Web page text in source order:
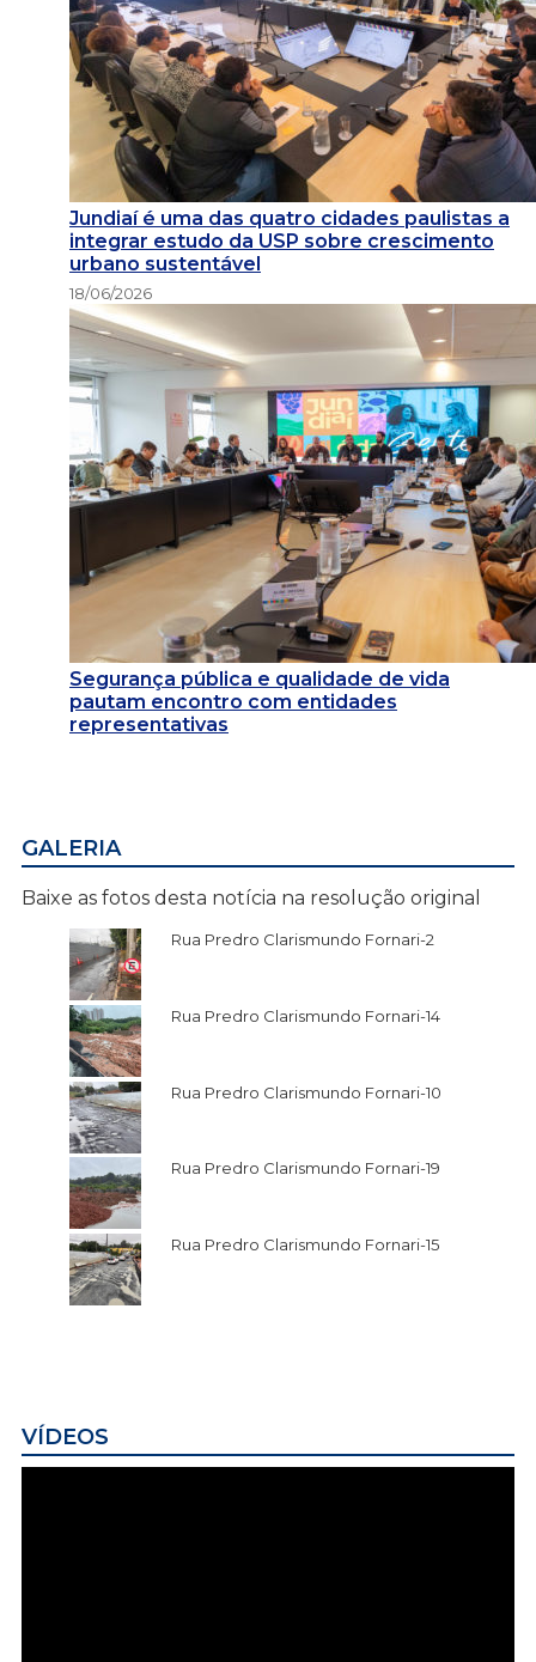
Jundiaí é uma das quatro cidades paulistas a
integrar estudo da USP sobre crescimento
urbano sustentável
18/06/2026
Segurança pública e qualidade de vida
pautam encontro com entidades
representativas
GALERIA
Baixe as fotos desta notícia na resolução original
Rua Predro Clarismundo Fornari-2
Rua Predro Clarismundo Fornari-14
Rua Predro Clarismundo Fornari-10
Rua Predro Clarismundo Fornari-19
Rua Predro Clarismundo Fornari-15
VÍDEOS